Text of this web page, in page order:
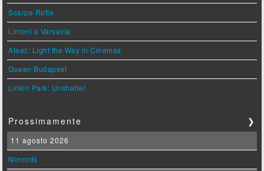
Scarpe Rotte
Limoni a Varsavia
Ateez: Light the Way in Cinemas
Queen Budapest
Linkin Park: Unshatter
Prossimamente ❯
11 agosto 2026
Nimrods